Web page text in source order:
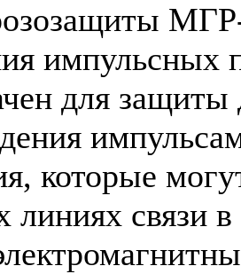
импульсных
для защиты
которые
связи в